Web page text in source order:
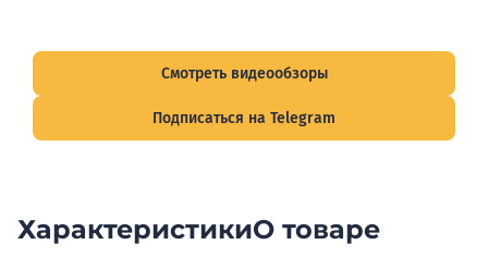
Смотреть видеообзоры
Подписаться на Telegram
ХарактеристикиО товаре